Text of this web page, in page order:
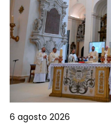
6 agosto 2026